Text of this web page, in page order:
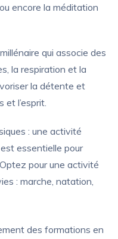
encore la méditation
qui associe des
la respiration et la
la détente et
et l’esprit.
: une activité
essentielle pour
pour une activité
: marche, natation,
des formations en